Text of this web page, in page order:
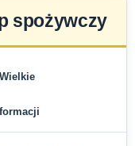
spożywczy